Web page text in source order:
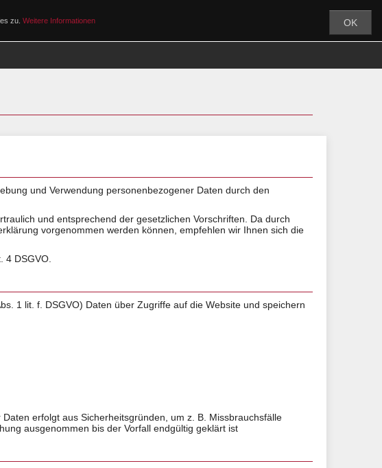
zu. Weitere Informationen OK
und Verwendung personenbezogener Daten durch den
und entsprechend der gesetzlichen Vorschriften. Da durch
vorgenommen werden können, empfehlen wir Ihnen sich die
4 DSGVO.
1 lit. f. DSGVO) Daten über Zugriffe auf die Website und speichern
erfolgt aus Sicherheitsgründen, um z. B. Missbrauchsfälle
ausgenommen bis der Vorfall endgültig geklärt ist